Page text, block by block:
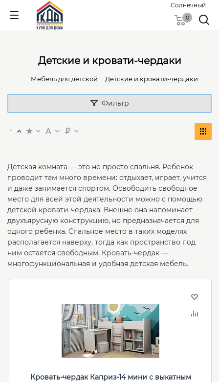
Солнечный
0
Детские и кровати-чердаки
Мебель для детской Детские и кровати-чердаки
Фильтр
Детская комната — это не просто спальня. Ребенок
проводит там много времени: отдыхает, играет, учится
и даже занимается спортом. Освободить свободное
место для всей этой деятельности можно с помощью
детской кровати-чердака. Внешне она напоминает
двухъярусную конструкцию, но предназначается для
одного ребенка. Спальное место в таких моделях
располагается наверху, тогда как пространство под
ним остается свободным. Кровать-чердак —
многофункциональная и удобная детская мебель.
Кровать-чердак Каприз-14 мини с выкатным